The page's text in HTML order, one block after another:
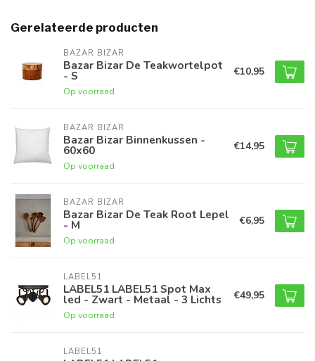
Gerelateerde producten
BAZAR BIZAR
Bazar Bizar De Teakwortelpot
- S
Op voorraad
€10,95
BAZAR BIZAR
Bazar Bizar Binnenkussen -
60x60
Op voorraad
€14,95
BAZAR BIZAR
Bazar Bizar De Teak Root Lepel
- M
Op voorraad
€6,95
LABEL51
LABEL51 LABEL51 Spot Max
led - Zwart - Metaal - 3 Lichts
Op voorraad
€49,95
LABEL51